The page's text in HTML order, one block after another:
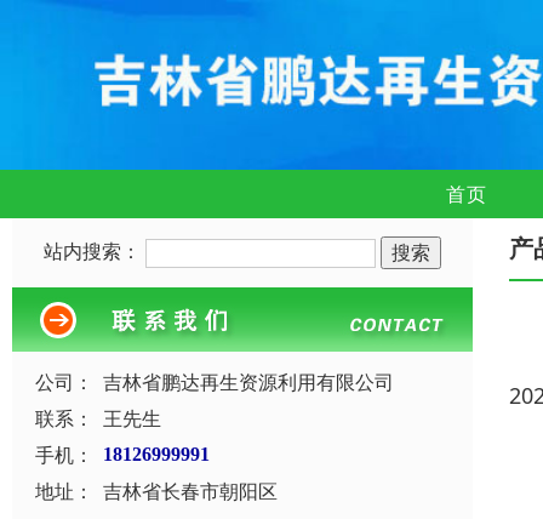
首页
站内搜索：
公司：
吉林省鹏达再生资源利用有限公司
联系：
王先生
手机：
18126999991
地址：
吉林省长春市朝阳区
产